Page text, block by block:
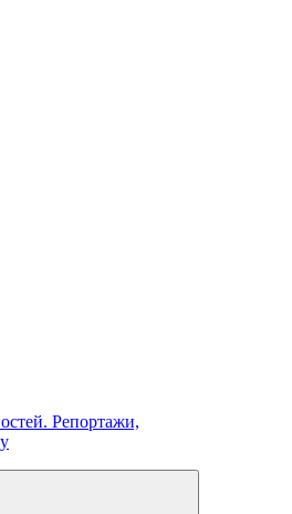
и почему. Новости политики,